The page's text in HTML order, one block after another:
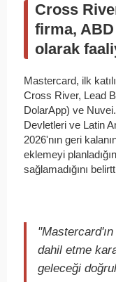
Cross
firma,
olarak
Mastercard, ilk
Cross River, Lead
DolarApp) ve
Devletleri ve Latin
2026'nın geri
eklemeyi
sağlamadığını
dahil etme
geleceği